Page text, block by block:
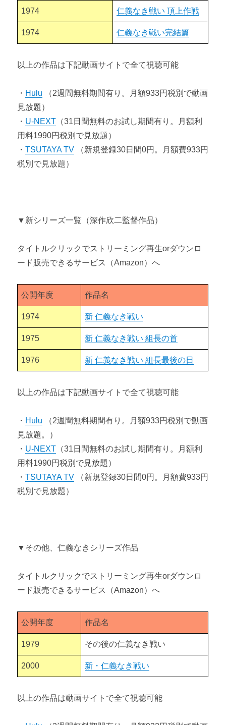
1974 仁義なき戦い 頂上作戦
1974 仁義なき戦い完結篇
以上の作品は下記動画サイトで全て視聴可能
・ Hulu （2週間無料期間有り。月額933円税別で動画
見放題）
・ U-NEXT （31日間無料のお試し期間有り。月額利
用料1990円税別で見放題）
・TSUTAYA TV （新規登録30日間0円。月額費933円
税別で見放題）
▼新シリーズ一覧（深作欣二監督作品）
タイトルクリックでストリーミング再生orダウンロ
ード販売できるサービス（Amazon）へ
公開年度 作品名
1974 新 仁義なき戦い
1975 新 仁義なき戦い 組長の首
1976 新 仁義なき戦い 組長最後の日
以上の作品は下記動画サイトで全て視聴可能
・ Hulu （2週間無料期間有り。月額933円税別で動画
見放題。）
・ U-NEXT （31日間無料のお試し期間有り。月額利
用料1990円税別で見放題）
・TSUTAYA TV （新規登録30日間0円。月額費933円
税別で見放題）
▼その他、仁義なきシリーズ作品
タイトルクリックでストリーミング再生orダウンロ
ード販売できるサービス（Amazon）へ
公開年度 作品名
1979 その後の仁義なき戦い
2000 新・仁義なき戦い
以上の作品は動画サイトで全て視聴可能